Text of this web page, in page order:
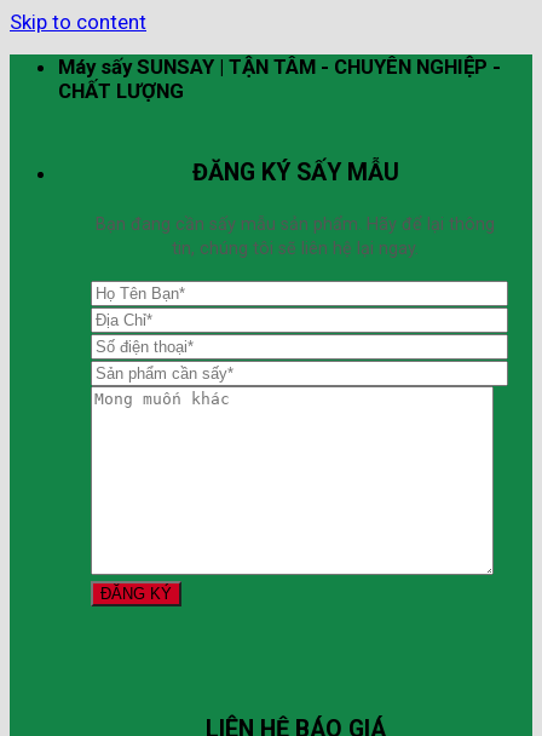
Skip to content
Máy sấy SUNSAY | TẬN TÂM - CHUYÊN NGHIỆP -
CHẤT LƯỢNG
ĐĂNG KÝ SẤY MẪU
Bạn đang cần sấy mẫu sản phẩm. Hãy để lại thông
tin, chúng tôi sẽ liên hệ lại ngay.
LIÊN HỆ BÁO GIÁ